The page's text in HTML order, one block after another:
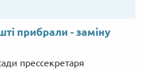
прибрали - заміну
прессекретаря